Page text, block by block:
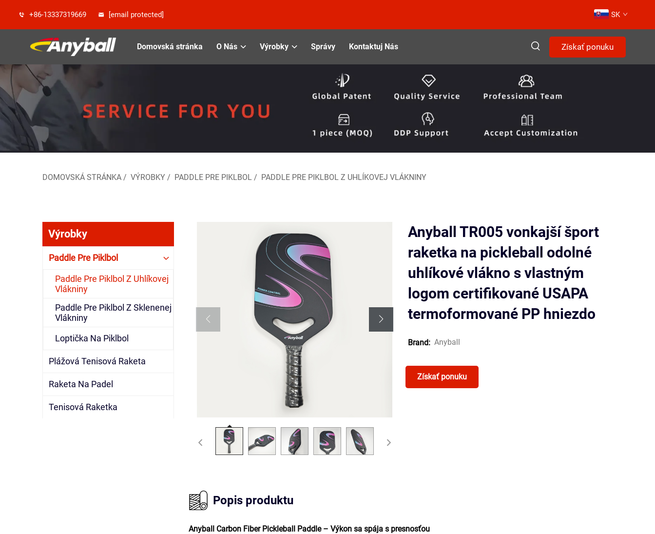
+86-13337319669 [email protected] SK
Domovská stránka O Nás Výrobky Správy Kontaktuj Nás Získať ponuku
DOMOVSKÁ STRÁNKA / VÝROBKY / PADDLE PRE PIKLBOL / PADDLE PRE PIKLBOL Z UHLÍKOVEJ VLÁKNINY
Výrobky
Paddle Pre Piklbol
Paddle Pre Piklbol Z Uhlíkovej
Vlákniny
Paddle Pre Piklbol Z Sklenenej
Vlákniny
Loptička Na Piklbol
Plážová Tenisová Raketa
Raketa Na Padel
Tenisová Raketka
Anyball TR005 vonkajší šport
raketka na pickleball odolné
uhlíkové vlákno s vlastným
logom certifikované USAPA
termoformované PP hniezdo
Brand: Anyball
Získať ponuku
Popis produktu
Anyball Carbon Fiber Pickleball Paddle – Výkon sa spája s presnosťou